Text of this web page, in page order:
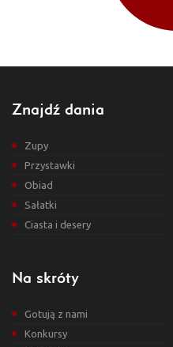
Znajdź dania
Zupy
Przystawki
Obiad
Sałatki
Ciasta i desery
Na skróty
Gotują z nami
Konkursy